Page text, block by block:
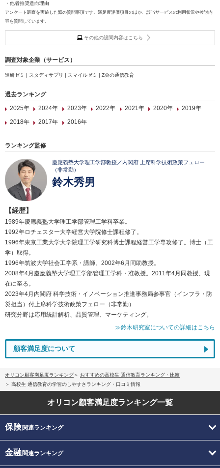
・他者推奨意向理由
アンケート調査を実施した際の質問事項です。満足度評価項目のほか、該当サービスの利用状況や検討内
容を質問しています。
その他の設問内容はこちら
調査対象企業（サービス）
進研ゼミ | スタディサプリ | スマイルゼミ | Z会の通信教育
過去ランキング
2025年
2024年 2023年 2022年 2021年 2020年
2019年
2018年
2017年 2016年
ランキング監修
慶應義塾大学理工学部教授／内閣府 上席科学技術政策フェロー
（非常勤）
鈴木秀男
【経歴】
1989年慶應義塾大学理工学部管理工学科卒業。
1992年ロチェスター大学経営大学院修士課程修了。
1996年東京工業大学大学院理工学研究科博士課程経営工学専攻修了。博士（工
学）取得。
1996年筑波大学社会工学系・講師。2002年6月同助教授。
2008年4月慶應義塾大学理工学部管理工学科・准教授。2011年4月同教授、現
在に至る。
2023年4月内閣府 科学技術・イノベーション推進事務局参事官（インフラ・防
災担当）付上席科学技術政策フェロー（非常勤）
研究分野は応用統計解析、品質管理、マーケティング。
≫鈴木研究室についての詳細はこちら
顧客満足度について
オリコン顧客満足度ランキング
おすすめの高校生 通信教育ランキング・比較
高校生 通信教育の学習のしやすさランキング・口コミ情報
オリコン顧客満足度ランキング一覧
保険関連ランキング
金融関連ランキング